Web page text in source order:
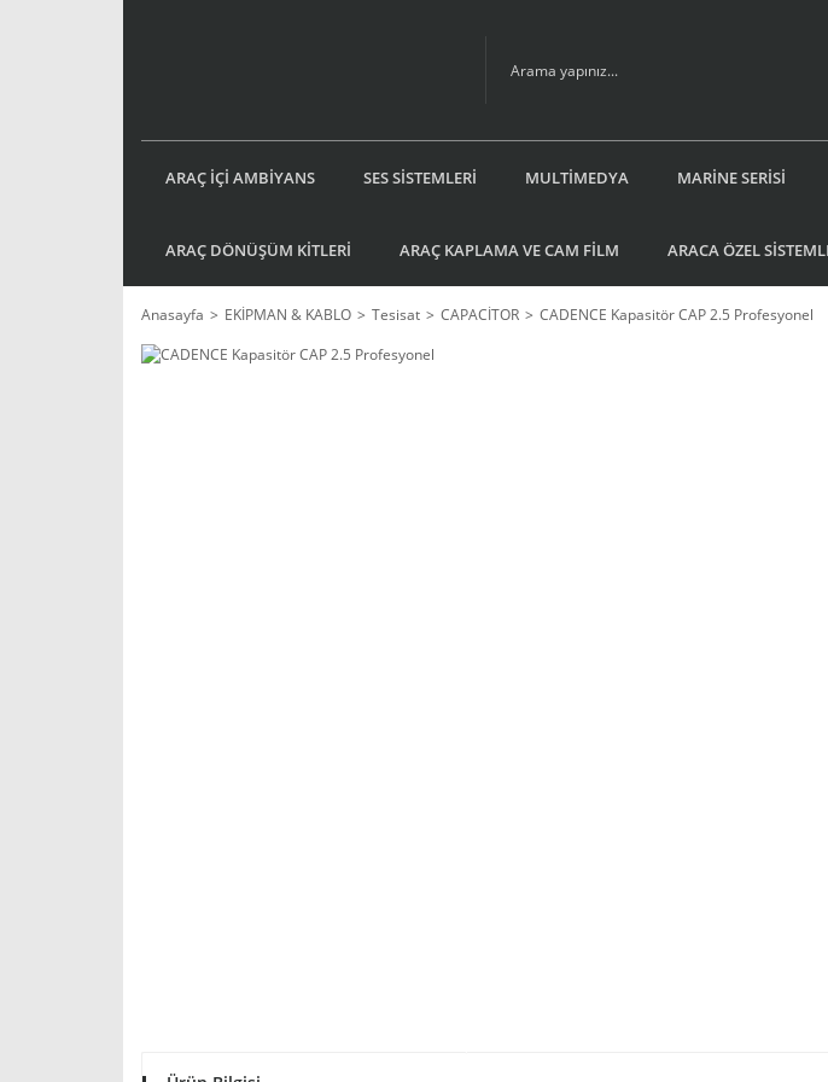
ARAÇ İÇİ AMBİYANS SES SİSTEMLERİ MULTİMEDYA MARİNE SERİSİ
ARAÇ DÖNÜŞÜM KİTLERİ ARAÇ KAPLAMA VE CAM FİLM ARACA ÖZEL
Anasayfa EKİPMAN & KABLO Tesisat CAPACİTOR
CADENCE Kapasitör CAP 2.5 Profesyonel